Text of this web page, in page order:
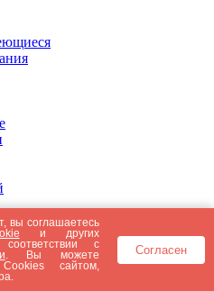
вы соглашаетесь
и других
с
. Вы можете
Cookies сайтом,
Согласен